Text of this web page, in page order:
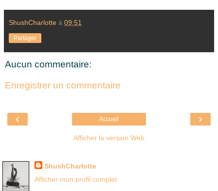
ShushCharlotte à 09:51
Partager
Aucun commentaire:
Enregistrer un commentaire
‹ ›
Accueil
Afficher la version Web
ShushCharlotte
Afficher mon profil complet